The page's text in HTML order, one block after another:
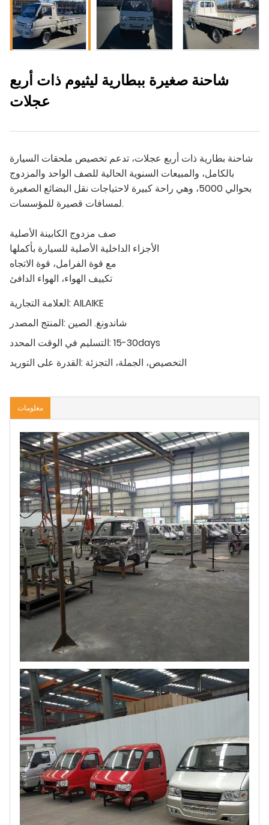
شاحنة صغيرة ببطارية ليثيوم ذات أربع
عجلات
شاحنة بطارية ذات أربع عجلات، تدعم تخصيص ملحقات السيارة
بالكامل، والمبيعات السنوية الحالية للصف الواحد والمزدوج
بحوالي 5000، وهي راحة كبيرة لاحتياجات نقل البضائع الصغيرة
لمسافات قصيرة للمؤسسات.
صف مزدوج الكابينة الأصلية
الأجزاء الداخلية الأصلية للسيارة بأكملها
مع قوة الفرامل، قوة الاتجاه
تكييف الهواء، الهواء الدافئ
العلامة التجارية:AILAIKE
المنتج المصدر: شاندونغ. الصين
التسليم في الوقت المحدد:15-30days
القدرة على التوريد: التخصيص، الجملة، التجزئة
معلومات